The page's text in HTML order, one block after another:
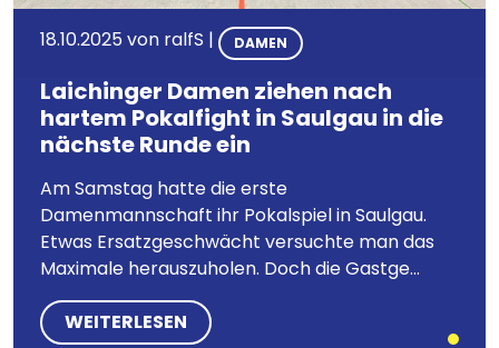
18.10.2025 von ralfS | DAMEN
Laichinger Damen ziehen nach
hartem Pokalfight in Saulgau in die
nächste Runde ein
Am Samstag hatte die erste
Damenmannschaft ihr Pokalspiel in Saulgau.
Etwas Ersatzgeschwächt versuchte man das
Maximale herauszuholen. Doch die Gastge...
WEITERLESEN